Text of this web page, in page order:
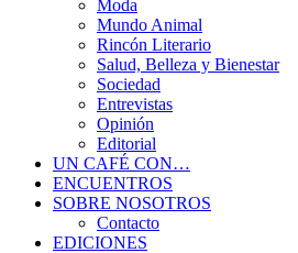
Moda
Mundo Animal
Rincón Literario
Salud, Belleza y Bienestar
Sociedad
Entrevistas
Opinión
Editorial
UN CAFÉ CON…
ENCUENTROS
SOBRE NOSOTROS
Contacto
EDICIONES